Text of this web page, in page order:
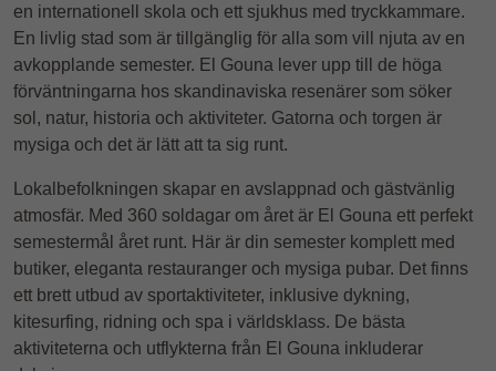
en internationell skola och ett sjukhus med tryckkammare.
En livlig stad som är tillgänglig för alla som vill njuta av en
avkopplande semester. El Gouna lever upp till de höga
förväntningarna hos skandinaviska resenärer som söker
sol, natur, historia och aktiviteter. Gatorna och torgen är
mysiga och det är lätt att ta sig runt.
Lokalbefolkningen skapar en avslappnad och gästvänlig
atmosfär. Med 360 soldagar om året är El Gouna ett perfekt
semestermål året runt. Här är din semester komplett med
butiker, eleganta restauranger och mysiga pubar. Det finns
ett brett utbud av sportaktiviteter, inklusive dykning,
kitesurfing, ridning och spa i världsklass. De bästa
aktiviteterna och utflykterna från El Gouna inkluderar